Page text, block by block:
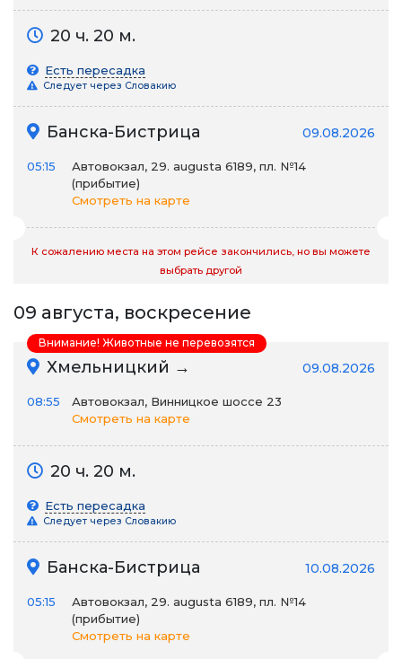
20 ч. 20 м.
Есть пересадка
Следует через Словакию
Банска-Бистрица 09.08.2026
05:15
Автовокзал, 29. augusta 6189, пл. №14
(прибытие)
Смотреть на карте
К сожалению места на этом рейсе закончились, но вы можете
выбрать другой
09 августа, воскресение
Хмельницкий → 09.08.2026
08:55
Автовокзал, Винницкое шоссе 23
Смотреть на карте
20 ч. 20 м.
Есть пересадка
Следует через Словакию
Банска-Бистрица 10.08.2026
05:15
Автовокзал, 29. augusta 6189, пл. №14
(прибытие)
Смотреть на карте
Внимание! Животные не перевозятся